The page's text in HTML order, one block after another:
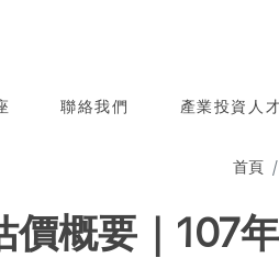
聯絡我們 產業投資人
首頁
價概要｜107年